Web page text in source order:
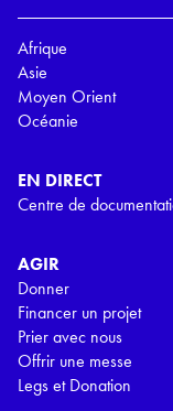
Afrique
Asie
Moyen Orient
Océanie
EN DIRECT
Centre de
AGIR
Donner
Financer un projet
Prier avec nous
Offrir une messe
Legs et Donation